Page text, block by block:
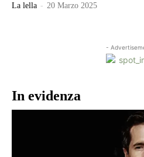
La lella - 20 Marzo 2025
-
In evidenza